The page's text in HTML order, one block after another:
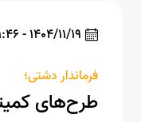
1404/11/19 - 21:46
فرماندار دشتی؛
طرح‌های